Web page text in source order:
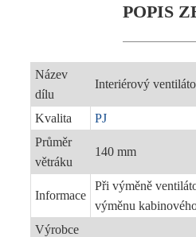
POPIS
Název
dílu
Interiérový
Kvalita
PJ
Průměr
větráku
140 mm
Informace
Při výměně
výměnu
Výrobce